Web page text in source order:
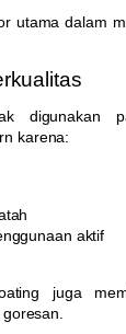
utama dalam
digunakan
karena:
aktif
juga